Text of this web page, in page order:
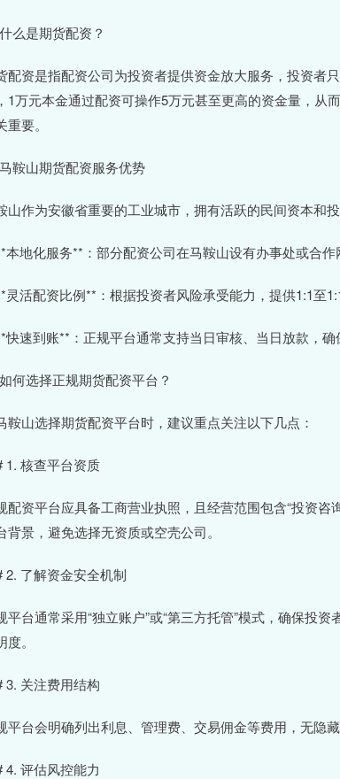
么是期货配资？
配资是指配资公司为投资者提供资金放大服务，投资者
1万元本金通过配资可操作5万元甚至更高的资金量，从
重要。
鞍山期货配资服务优势
山作为安徽省重要的工业城市，拥有活跃的民间资本和
本地化服务**：部分配资公司在马鞍山设有办事处或合
灵活配资比例**：根据投资者风险承受能力，提供1:1至
快速到账**：正规平台通常支持当日审核、当日放款，确
何选择正规期货配资平台？
鞍山选择期货配资平台时，建议重点关注以下几点：
1. 核查平台资质
配资平台应具备工商营业执照，且经营范围包含“投资
背景，避免选择无资质或空壳公司。
2. 了解资金安全机制
平台通常采用“独立账户”或“第三方托管”模式，确保投
。
3. 关注费用结构
平台会明确列出利息、管理费、交易佣金等费用，无隐
4. 评估风控能力